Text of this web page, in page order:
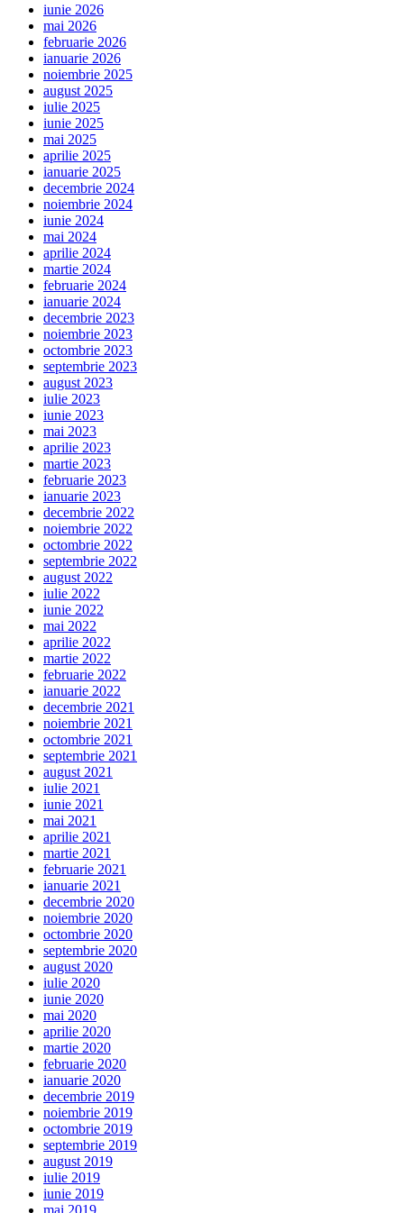
iunie 2026
mai 2026
februarie 2026
ianuarie 2026
noiembrie 2025
august 2025
iulie 2025
iunie 2025
mai 2025
aprilie 2025
ianuarie 2025
decembrie 2024
noiembrie 2024
iunie 2024
mai 2024
aprilie 2024
martie 2024
februarie 2024
ianuarie 2024
decembrie 2023
noiembrie 2023
octombrie 2023
septembrie 2023
august 2023
iulie 2023
iunie 2023
mai 2023
aprilie 2023
martie 2023
februarie 2023
ianuarie 2023
decembrie 2022
noiembrie 2022
octombrie 2022
septembrie 2022
august 2022
iulie 2022
iunie 2022
mai 2022
aprilie 2022
martie 2022
februarie 2022
ianuarie 2022
decembrie 2021
noiembrie 2021
octombrie 2021
septembrie 2021
august 2021
iulie 2021
iunie 2021
mai 2021
aprilie 2021
martie 2021
februarie 2021
ianuarie 2021
decembrie 2020
noiembrie 2020
octombrie 2020
septembrie 2020
august 2020
iulie 2020
iunie 2020
mai 2020
aprilie 2020
martie 2020
februarie 2020
ianuarie 2020
decembrie 2019
noiembrie 2019
octombrie 2019
septembrie 2019
august 2019
iulie 2019
iunie 2019
mai 2019